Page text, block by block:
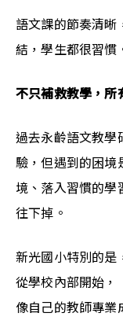
語文課的節奏清晰
結，學生都很習慣
不只補救教學，所
過去永齡語文教學
驗，但遇到的困境
境、落入習慣的學
往下掉。
新光國小特別的是
從學校內部開始，
像自己的教師專業